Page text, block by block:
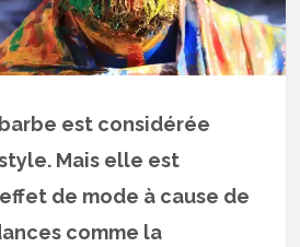
est considérée
Mais elle est
de mode à cause de
comme la